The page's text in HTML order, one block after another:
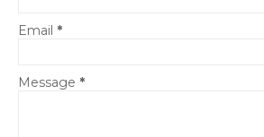
Email *
Message *